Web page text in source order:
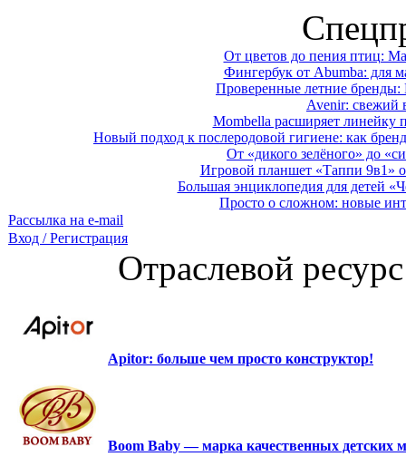
От цветов до пения птиц:
Фингербук от Abumba: для
Проверенные летние
Avenir: свежий
Mombella расширяет линейку
Новый подход к послеродовой гигиене: как
От «дикого зелёного» до
Игровой планшет «Таппи 9в1»
Большая энциклопедия для детей
Просто о сложном: новые
Рассылка на e-mail
Вход / Регистрация
Отраслевой
Apitor: больше чем просто конструктор!
Boom Baby — марка качественных детских